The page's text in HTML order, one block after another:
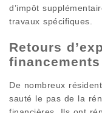
d’impôt
travaux spécifiques.
Retours
De nombreux
sauté le pas de la